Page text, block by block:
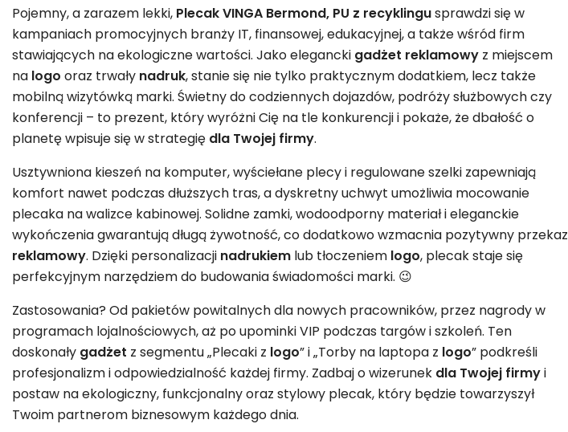
Pojemny, a zarazem lekki, Plecak VINGA Bermond, PU z recyklingusprawdzi się w
kampaniach promocyjnych branży IT, finansowej, edukacyjnej, a także wśród firm
stawiających na ekologiczne wartości. Jako elegancki gadżet reklamowy z miejscem
na logo oraz trwały nadruk, stanie się nie tylko praktycznym dodatkiem, lecz także
mobilną wizytówką marki. Świetny do codziennych dojazdów, podróży służbowych czy
konferencji – to prezent, który wyróżni Cię na tle konkurencji i pokaże, że dbałość o
planetę wpisuje się w strategię dla Twojej firmy.
Usztywniona kieszeń na komputer, wyściełane plecy i regulowane szelki zapewniają
komfort nawet podczas dłuższych tras, a dyskretny uchwyt umożliwia mocowanie
plecaka na walizce kabinowej. Solidne zamki, wodoodporny materiał i eleganckie
wykończenia gwarantują długą żywotność, co dodatkowo wzmacnia pozytywny przekaz
reklamowy. Dzięki personalizacji nadrukiem lub tłoczeniem logo, plecak staje się
perfekcyjnym narzędziem do budowania świadomości marki. 😉
Zastosowania? Od pakietów powitalnych dla nowych pracowników, przez nagrody w
programach lojalnościowych, aż po upominki VIP podczas targów i szkoleń. Ten
doskonały gadżet z segmentu „Plecaki z logo” i „Torby na laptopa z logo” podkreśli
profesjonalizm i odpowiedzialność każdej firmy. Zadbaj o wizerunek dla Twojej firmyi
postaw na ekologiczny, funkcjonalny oraz stylowy plecak, który będzie towarzyszył
Twoim partnerom biznesowym każdego dnia.